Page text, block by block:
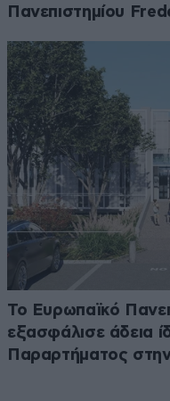
Πανεπιστημίου
Το Ευρωπαϊκό
εξασφάλισε άδεια
Παραρτήματος